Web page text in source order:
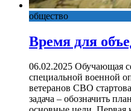
общество
Время для
06.02.2025 Обучающая
специальной военной
ветеранов СВО
задача – обозначить